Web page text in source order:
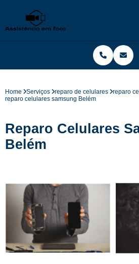
Home Serviços reparo de celulares
reparo
reparo celulares samsung Belém
Reparo Celulares
Belém